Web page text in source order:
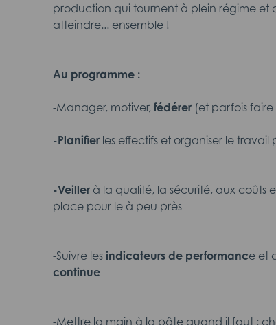
production qui tournent à plein régime et
atteindre... ensemble !
Au programme :
-Manager, motiver, fédérer (et parfois
-Planifier les effectifs et organiser le
-Veiller à la qualité, la sécurité, aux coûts
place pour le à peu près
-Suivre les indicateurs de performance et
continue
-Mettre la main à la pâte quand il faut :